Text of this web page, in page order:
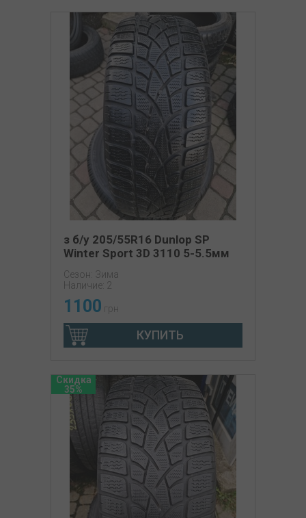
з б/у 205/55R16 Dunlop SP
Winter Sport 3D 3110 5-5.5мм
Сезон: Зима
Наличие: 2
1100 грн
КУПИТЬ
Скидка
35%